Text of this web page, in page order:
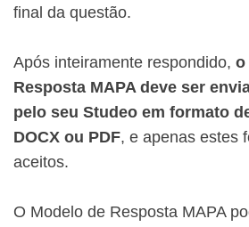
final da questão.
Após inteiramente respondido, o
Resposta MAPA deve ser
pelo seu Studeo em formato
DOCX ou PDF, e apenas estes
aceitos.
O Modelo de Resposta MAPA